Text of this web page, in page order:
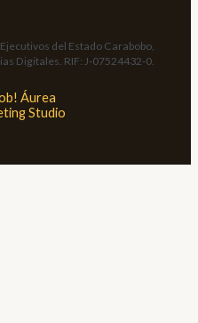
del Estado Carabobo,
Digitales. RIF: J-07524432-0.